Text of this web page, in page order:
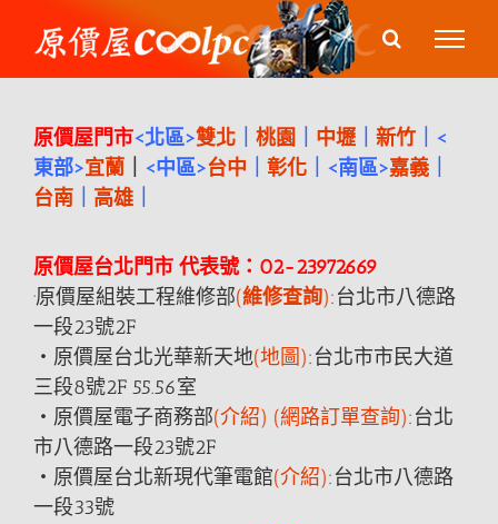
content
原價屋門市<北區>雙北 桃園 中壢 新竹 ｜<
東部>宜蘭 <中區>台中 彰化 ｜<南區>嘉義
台南
高雄
原價屋台北門市 代表號：02-23972669
·原價屋組裝工程維修部(維修查詢):台北市八德路
一段23號2F
‧原價屋台北光華新天地(地圖):台北市市民大道
三段8號2F 55.56室
‧原價屋電子商務部(介紹) (網路訂單查詢):台北
市八德路一段23號2F
‧原價屋台北新現代筆電館(介紹):台北市八德路
一段33號